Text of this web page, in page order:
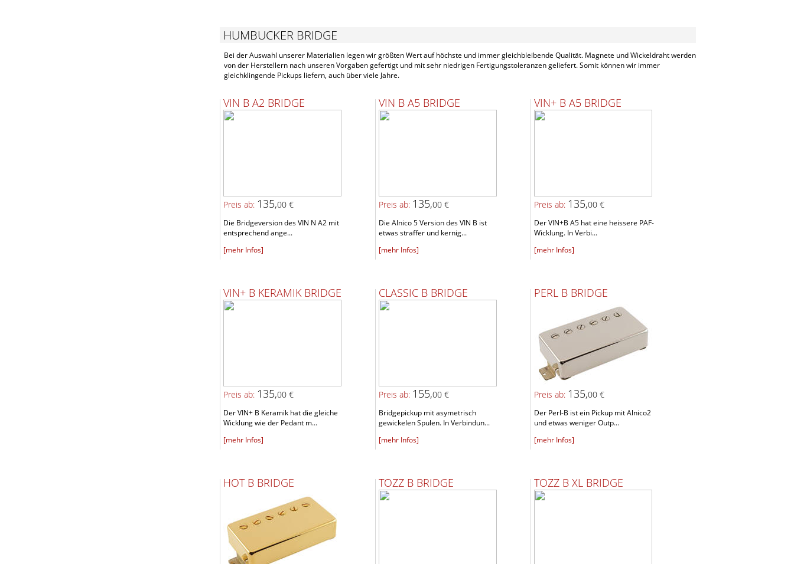
HUMBUCKER BRIDGE
Bei der Auswahl unserer Materialien legen wir größten Wert auf höchste und immer gleichbleibende Qualität. Magnete und Wickeldraht werden
von der Herstellern nach unseren Vorgaben gefertigt und mit sehr niedrigen Fertigungstoleranzen geliefert. Somit können wir immer
gleichklingende Pickups liefern, auch über viele Jahre.
VIN B A2 BRIDGE
Preis ab: 135,00 €
Die Bridgeversion des VIN N A2 mit
entsprechend ange...
[mehr Infos]
VIN B A5 BRIDGE
Preis ab: 135,00 €
Die Alnico 5 Version des VIN B ist
etwas straffer und kernig...
[mehr Infos]
VIN+ B A5 BRIDGE
Preis ab: 135,00 €
Der VIN+B A5 hat eine heissere PAF-
Wicklung. In Verbi...
[mehr Infos]
VIN+ B KERAMIK BRIDGE
Preis ab: 135,00 €
Der VIN+ B Keramik hat die gleiche
Wicklung wie der Pedant m...
[mehr Infos]
CLASSIC B BRIDGE
Preis ab: 155,00 €
Bridgepickup mit asymetrisch
gewickelen Spulen. In Verbindun...
[mehr Infos]
PERL B BRIDGE
Preis ab: 135,00 €
Der Perl-B ist ein Pickup mit Alnico2
und etwas weniger Outp...
[mehr Infos]
HOT B BRIDGE TOZZ B BRIDGE TOZZ B XL BRIDGE